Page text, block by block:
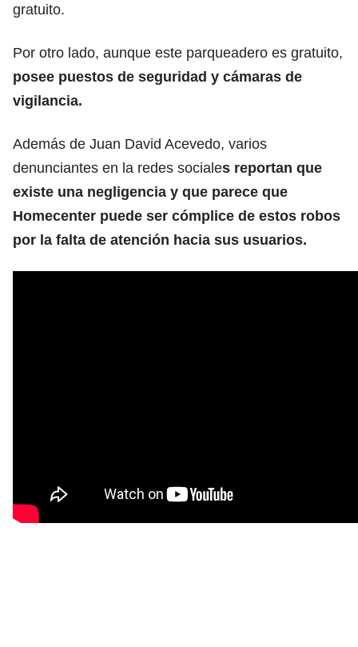
gratuito.
Por otro lado, aunque este parqueadero es gratuito,
posee puestos de seguridad y cámaras de
vigilancia.
Además de Juan David Acevedo, varios
denunciantes en la redes sociales reportan que
existe una negligencia y que parece que
Homecenter puede ser cómplice de estos robos
por la falta de atención hacia sus usuarios.